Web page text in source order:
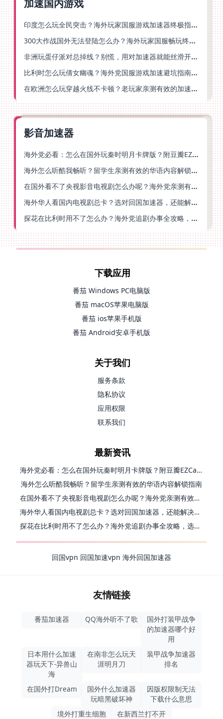
加速国内游戏
印度怎么玩全民突击？海外玩家国服游戏加速器终极指南（附原神延迟优化+精灵之境加速器选择）
300大作战国外无法登陆怎么办？海外玩家国服畅玩终极指南（附实测推荐）
非洲玩蛋仔派对总掉线？别慌，用对加速器就能丝滑开跑！
比利时怎么玩倩女幽魂？海外党国服游戏加速避坑指南（附实测推荐）
在欧洲怎么玩穿越火线不卡顿？老玩家亲测有效的加速器选择指南
影音加速器
海外党必看：怎么在国外玩秦时明月卡牌版？附豆瓣EZCast地区限制破解法
海外怎么听酷我畅听？留学生亲测有效的华语内容解锁指南
在国外看不了央视影音电视剧怎么办呢？海外党亲测有效的回国加速方案
海外华人看国内电视剧总卡？选对回国加速器，还能解决菲律宾打不开反诈中心的问题
探花在比利时用不了怎么办？海外党追剧办事全攻略，选对加速器就够了
下载应用
番茄 Windows PC电脑版
番茄 macOS苹果电脑版
番茄 ios苹果手机版
番茄 Android安卓手机版
关于我们
服务条款
隐私协议
应用权限
联系我们
最新资讯
海外党必看：怎么在国外玩秦时明月卡牌版？附豆瓣EZCast地区限制破解法
海外怎么听酷我畅听？留学生亲测有效的华语内容解锁指南
在国外看不了央视影音电视剧怎么办呢？海外党亲测有效的回国加速方案
海外华人看国内电视剧总卡？选对回国加速器，还能解决菲律宾打不开反诈中心的问题
探花在比利时用不了怎么办？海外党追剧办事全攻略，选对加速器就够了
回国vpn 回国加速vpn 海外回国加速器
友情链接
番茄加速器 QQ海外听不了歌
国外打装甲战争
的加速器哪个好
用
日本用什么加速
器玩天下-异兽山
海
在南非怎么玩天
涯明月刀
装甲战争加速器
排名
在国外打Dream
国外什么加速器
玩暗黑破坏神
因版权限制无法
下载什么意思
境外打重生细胞
在新西兰打不开